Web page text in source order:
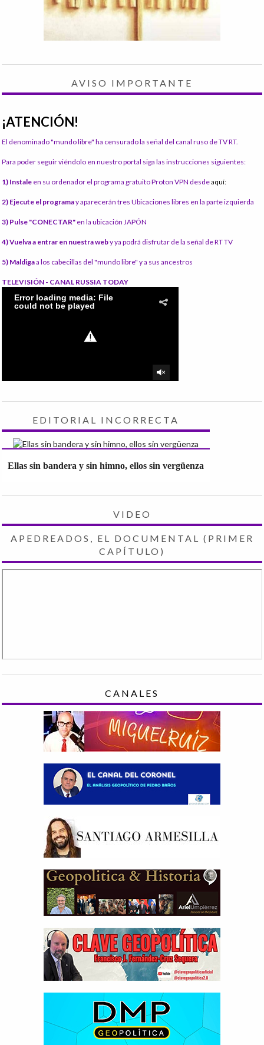
AVISO IMPORTANTE
¡ATENCIÓN!
El denominado "mundo libre" ha censurado la señal del canal ruso de TV RT.
Para poder seguir viéndolo en nuestro portal siga las instrucciones siguientes:
1) Instale en su ordenador el programa gratuito Proton VPN desdeaquí:
2) Ejecute el programay aparecerán tres Ubicaciones libres en la parte izquierda
3) Pulse "CONECTAR" en la ubicación JAPÓN
4) Vuelva a entrar en nuestra weby ya podrá disfrutar de la señal de RT TV
5) Maldigaa los cabecillas del "mundo libre" y a sus ancestros
TELEVISIÓN - CANAL RUSSIA TODAY
EDITORIAL INCORRECTA
Ellas sin bandera y sin himno, ellos sin vergüenza
VIDEO
APEDREADOS, EL DOCUMENTAL (PRIMER
CAPÍTULO)
CANALES